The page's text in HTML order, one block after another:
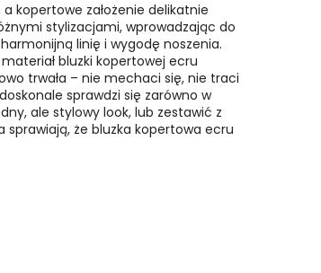
kopertowe założenie delikatnie
stylizacjami, wprowadzając do
linię i wygodę noszenia.
bluzki kopertowej ecru
trwała – nie mechaci się, nie traci
sprawdzi się zarówno w
ale stylowy look, lub zestawić z
sprawiają, że bluzka kopertowa ecru